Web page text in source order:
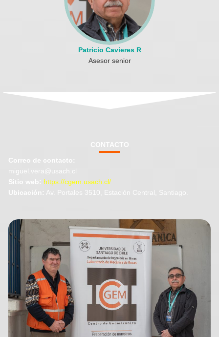
Patricio Cavieres R
Asesor senior
CONTACTO
Correo de contacto:
miguel.vera@usach.cl
Sitio web: https://cgem.usach.cl/
Ubicación: Av. Portales 3510, Estación Central, Santiago.